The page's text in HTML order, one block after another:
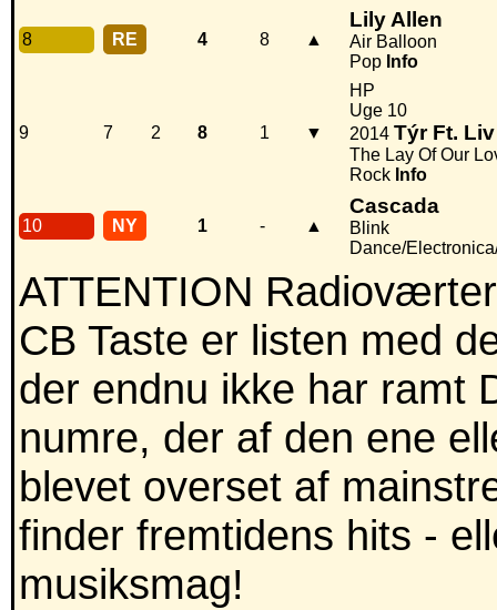
8 RE 4 8 ▲
Lily Allen
Air Balloon
Pop Info
9 7 2 8 1 ▼
HP
Uge 10
2014 Týr Ft.
The Lay Of Our
Rock Info
10 NY 1 - ▲
Cascada
Blink
Dance/
ATTENTION
CB Taste er listen med
der endnu ikke har ramt
numre, der af den ene
blevet overset af
finder fremtidens hits -
musiksmag!